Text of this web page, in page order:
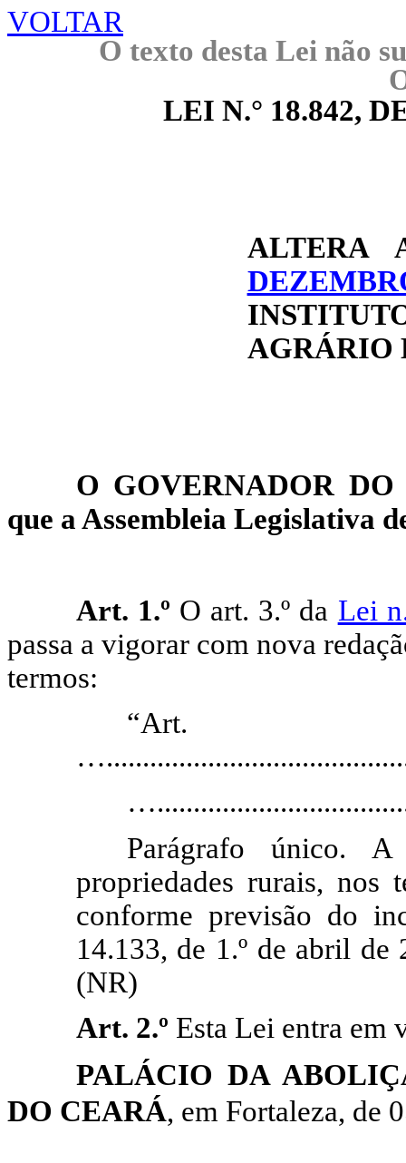
VOLTAR
O texto desta Lei não
LEI N.° 18.842,
AGRÁRIO
O GOVERNADOR
que aAssembleia Legislativa
Art. 1.º O art. 3.º da Lei
passa a vigorar com nova
termos:
…
Parágrafo único. A
propriedades rurais, nos
conforme previsão do
14.133, de 1.º de abril de
(NR)
Art. 2.º Esta Lei entra em
PALÁCIO DA
DO CEARÁ, em Fortaleza, de